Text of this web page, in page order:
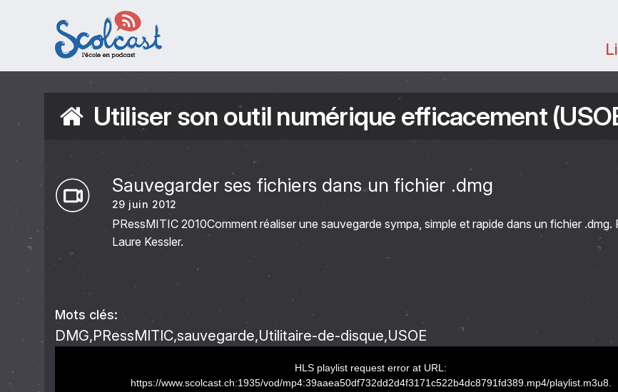
Aller au contenu principal
Utiliser son outil numérique efficacement
Sauvegarder ses fichiers dans un fichier .dmg
29 juin 2012
PRessMITIC 2010Comment réaliser une sauvegarde sympa, simple et rapide dans un fichier .dmg.
Laure Kessler.
Mots clés:
DMG PRessMITIC sauvegarde Utilitaire-de-disque USOE
HLS playlist request error at URL:
https://www.scolcast.ch:1935/vod/mp4:39aaea50df732dd2d4f3171c522b4dc8791fd389.mp4/playlist.m3u8.